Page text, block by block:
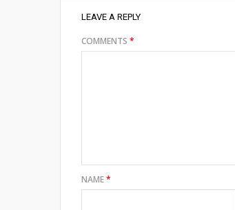
LEAVE A REPLY
COMMENTS *
NAME*